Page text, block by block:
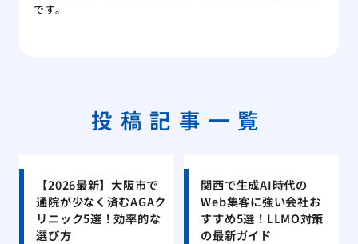
です。
投稿記事一覧
【2026最新】大阪市で
通院が少なく済むAGAク
リニック5選！効率的な
選び方
関西で生成AI時代の
Web集客に強い会社お
すすめ5選！LLMO対策
の最新ガイド